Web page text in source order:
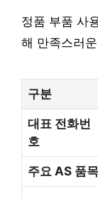
정품 부품 사
해 만족스러
구분
대표 전화번
호
주요 AS 품목